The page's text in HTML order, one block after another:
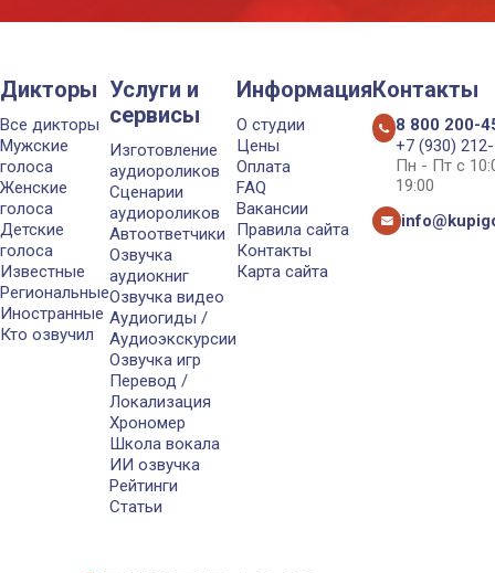
Дикторы
Все дикторы
Мужские
голоса
Женские
голоса
Детские
голоса
Известные
Региональные
Иностранные
Кто озвучил
Услуги и
сервисы
Изготовление
аудиороликов
Сценарии
аудиороликов
Автоответчики
Озвучка
аудиокниг
Озвучка видео
Аудиогиды /
Аудиоэкскурсии
Озвучка игр
Перевод /
Локализация
Хрономер
Школа вокала
ИИ озвучка
Рейтинги
Статьи
Информация
О студии
Цены
Оплата
FAQ
Вакансии
Правила сайта
Контакты
Карта сайта
Контакты
8 800 200-
+7 (930)
Пн - Пт с
19:00